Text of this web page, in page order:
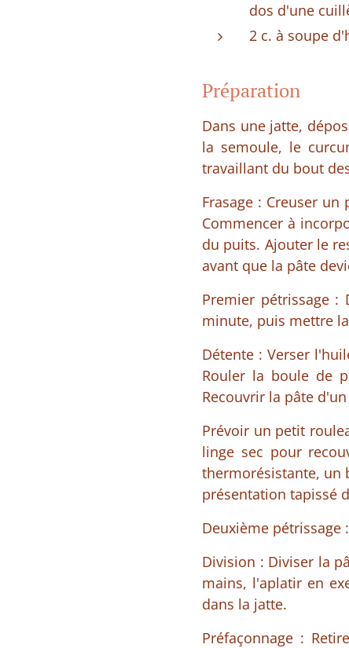
dos d'une
2 c. à soupe
Préparation
Dans une jatte,
la semoule, le
travaillant du bout
Frasage : Creuser
Commencer à
du puits. Ajouter le
avant que la pâte
Premier pétrissage
minute, puis mettre
Détente : Verser
Rouler la boule de
Recouvrir la pâte
Prévoir un petit
linge sec pour
thermorésistante, un
présentation tapissé
Deuxième
Division : Diviser la
mains, l'aplatir en
dans la jatte.
Préfaçonnage :